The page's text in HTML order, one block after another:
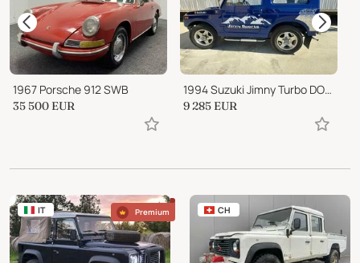
1967 Porsche 912 SWB
35 500 EUR
1994 Suzuki Jimny Turbo DOHC
9 285 EUR
IT Premium CH